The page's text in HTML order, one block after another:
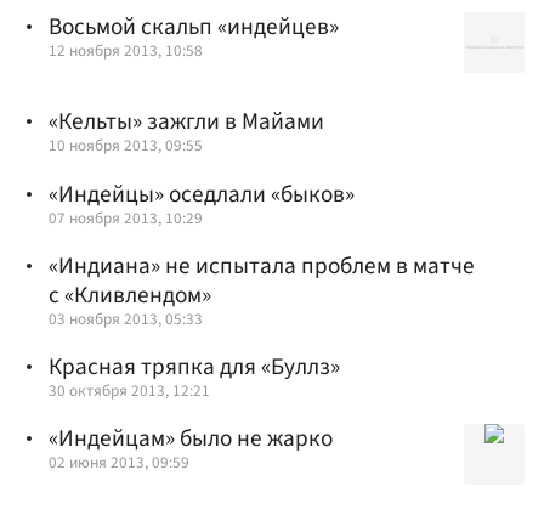
Восьмой скальп «индейцев»
12 ноября 2013, 10:58
«Кельты» зажгли в Майами
10 ноября 2013, 09:55
«Индейцы» оседлали «быков»
07 ноября 2013, 10:29
«Индиана» не испытала проблем в матче
с «Кливлендом»
03 ноября 2013, 05:33
Красная тряпка для «Буллз»
30 октября 2013, 12:21
«Индейцам» было не жарко
02 июня 2013, 09:59